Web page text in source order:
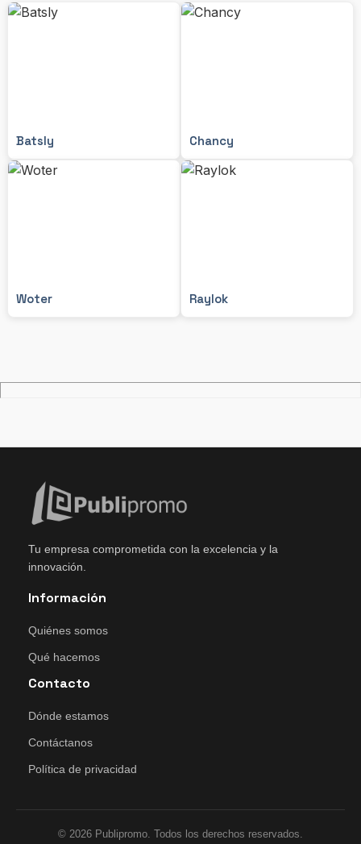
Batsly Chancy
Woter Raylok
Tu empresa comprometida con la excelencia y la
innovación.
Información
Quiénes somos
Qué hacemos
Contacto
Dónde estamos
Contáctanos
Política de privacidad
© 2026 Publipromo. Todos los derechos reservados.